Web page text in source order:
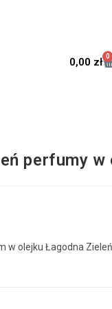
0,00 zł 0
perfumy w
w olejku Łagodna Zieleń.